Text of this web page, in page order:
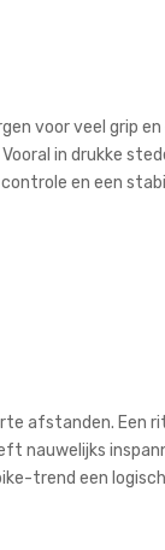
voor veel grip
in drukke
en een
afstanden. Een
nauwelijks
trend een